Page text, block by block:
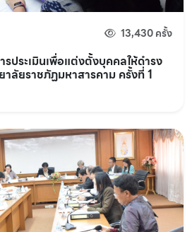
13,430 ครั้ง
ประเมินเพื่อแต่งตั้งบุคคลให้ดำรง
ลัยราชภัฏมหาสารคาม ครั้งที่ 1